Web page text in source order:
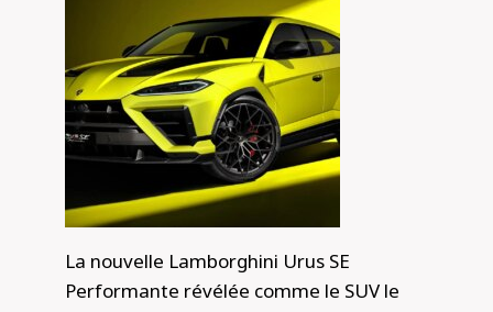
La nouvelle Lamborghini Urus SE
Performante révélée comme le SUV le